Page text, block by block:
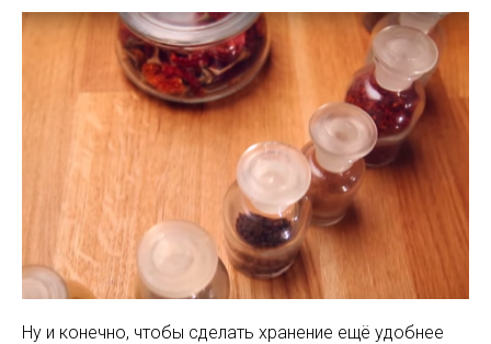
Ну и конечно, чтобы сделать хранение ещё удобнее